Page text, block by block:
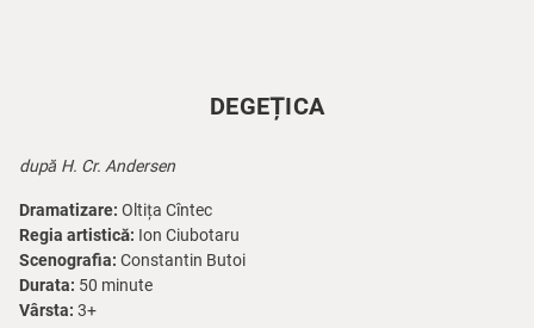
DEGEȚICA
după H. Cr. Andersen
Dramatizare: Oltița Cîntec
Regia artistică: Ion Ciubotaru
Scenografia: Constantin Butoi
Durata: 50 minute
Vârsta: 3+